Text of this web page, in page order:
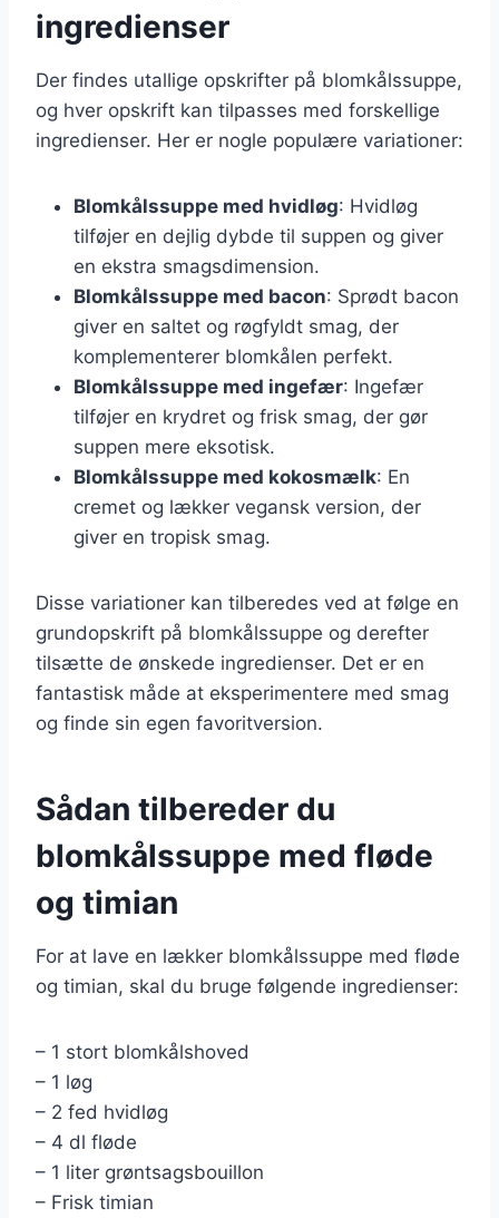
ingredienser
Der findes utallige opskrifter på blomkålssuppe,
og hver opskrift kan tilpasses med forskellige
ingredienser. Her er nogle populære variationer:
Blomkålssuppe med hvidløg: Hvidløg
tilføjer en dejlig dybde til suppen og giver
en ekstra smagsdimension.
Blomkålssuppe med bacon: Sprødt bacon
giver en saltet og røgfyldt smag, der
komplementerer blomkålen perfekt.
Blomkålssuppe med ingefær: Ingefær
tilføjer en krydret og frisk smag, der gør
suppen mere eksotisk.
Blomkålssuppe med kokosmælk: En
cremet og lækker vegansk version, der
giver en tropisk smag.
Disse variationer kan tilberedes ved at følge en
grundopskrift på blomkålssuppe og derefter
tilsætte de ønskede ingredienser. Det er en
fantastisk måde at eksperimentere med smag
og finde sin egen favoritversion.
Sådan tilbereder du
blomkålssuppe med fløde
og timian
For at lave en lækker blomkålssuppe med fløde
og timian, skal du bruge følgende ingredienser:
– 1 stort blomkålshoved
– 1 løg
– 2 fed hvidløg
– 4 dl fløde
– 1 liter grøntsagsbouillon
– Frisk timian